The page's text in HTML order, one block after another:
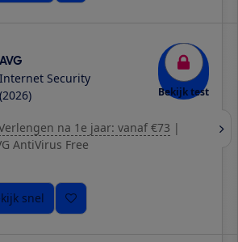
AVG
Internet Security
(2026)
Bekijk test
na 1e jaar: vanaf €73 |
AntiVirus Free
snel